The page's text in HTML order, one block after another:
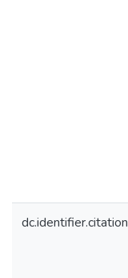
dc.identifier.citation